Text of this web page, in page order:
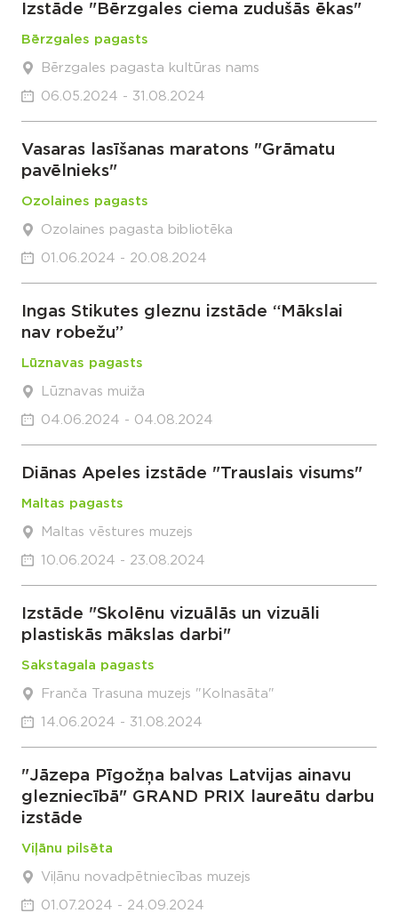
Izstāde "Bērzgales ciema zudušās ēkas"
Bērzgales pagasts
Bērzgales pagasta kultūras nams
06.05.2024 - 31.08.2024
Vasaras lasīšanas maratons "Grāmatu
pavēlnieks"
Ozolaines pagasts
Ozolaines pagasta bibliotēka
01.06.2024 - 20.08.2024
Ingas Stikutes gleznu izstāde “Mākslai
nav robežu”
Lūznavas pagasts
Lūznavas muiža
04.06.2024 - 04.08.2024
Diānas Apeles izstāde "Trauslais visums"
Maltas pagasts
Maltas vēstures muzejs
10.06.2024 - 23.08.2024
Izstāde "Skolēnu vizuālās un vizuāli
plastiskās mākslas darbi"
Sakstagala pagasts
Franča Trasuna muzejs "Kolnasāta"
14.06.2024 - 31.08.2024
"Jāzepa Pīgožņa balvas Latvijas ainavu
glezniecībā" GRAND PRIX laureātu darbu
izstāde
Viļānu pilsēta
Viļānu novadpētniecības muzejs
01.07.2024 - 24.09.2024